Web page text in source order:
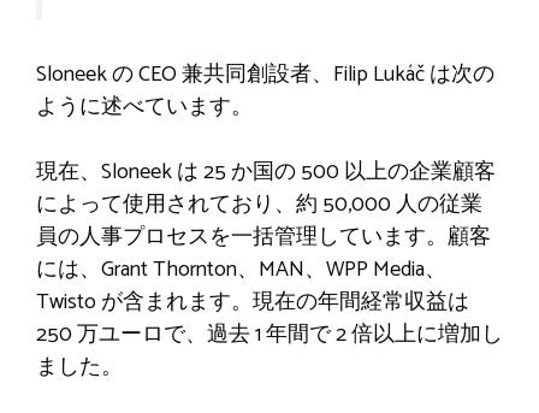
Sloneek の CEO 兼共同創設者、Filip Lukáč は次の
ように述べています。
現在、Sloneek は 25 か国の 500 以上の企業顧客
によって使用されており、約 50,000 人の従業
員の人事プロセスを一括管理しています。顧客
には、Grant Thornton、MAN、W​​PP Media、
Twisto が含まれます。現在の年間経常収益は
250 万ユーロで、過去 1 年間で 2 倍以上に増加し
ました。